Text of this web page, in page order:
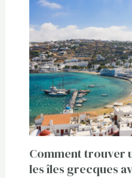
Comment trouver
les îles grecques